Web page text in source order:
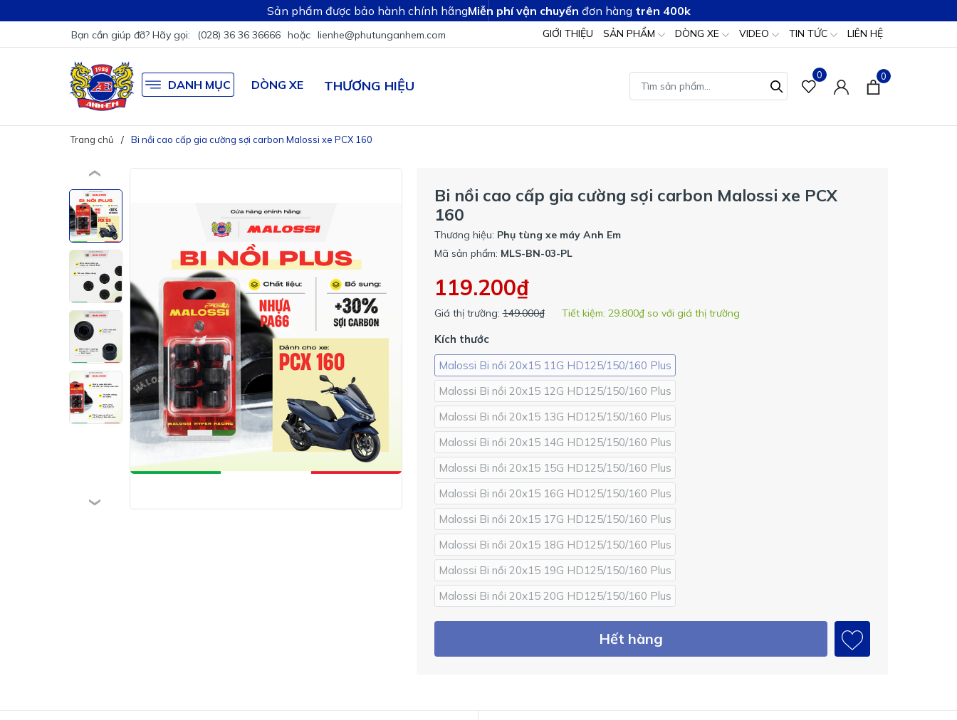
Sản phẩm được bảo hành chính hãngMiễn phí vận chuyển đơn hàng trên 400k
Bạn cần giúp đỡ? Hãy gọi: (028) 36 36 36666 hoặc lienhe@phutunganhem.com GIỚI THIỆU SẢN PHẨM DÒNG XE VIDEO TIN TỨC LIÊN HỆ
DANH MỤC DÒNG XE THƯƠNG HIỆU
0 0
Trang chủ Bi nồi cao cấp gia cường sợi carbon Malossi xe PCX 160
Bi nồi cao cấp gia cường sợi carbon Malossi xe PCX
160
Thương hiệu: Phụ tùng xe máy Anh Em
Mã sản phẩm: MLS-BN-03-PL
119.200₫
Giá thị trường:149.000₫ Tiết kiệm: 29.800₫ so với giá thị trường
Kích thước
Malossi Bi nồi 20x15 11G HD125/150/160 Plus
Malossi Bi nồi 20x15 12G HD125/150/160 Plus
Malossi Bi nồi 20x15 13G HD125/150/160 Plus
Malossi Bi nồi 20x15 14G HD125/150/160 Plus
Malossi Bi nồi 20x15 15G HD125/150/160 Plus
Malossi Bi nồi 20x15 16G HD125/150/160 Plus
Malossi Bi nồi 20x15 17G HD125/150/160 Plus
Malossi Bi nồi 20x15 18G HD125/150/160 Plus
Malossi Bi nồi 20x15 19G HD125/150/160 Plus
Malossi Bi nồi 20x15 20G HD125/150/160 Plus
Hết hàng